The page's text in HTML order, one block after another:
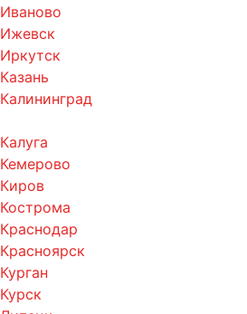
Иваново
Ижевск
Иркутск
Казань
Калининград
Калуга
Кемерово
Киров
Кострома
Краснодар
Красноярск
Курган
Курск